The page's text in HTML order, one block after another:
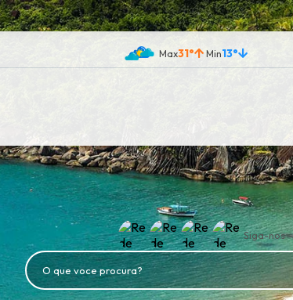
31° 13°
Siga-nos
O que voce procura?